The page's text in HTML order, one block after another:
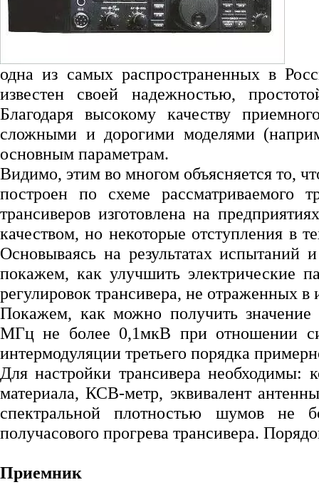
одна из самых распространенных в
известен своей надежностью,
Благодаря высокому качеству
сложными и дорогими моделями
основным параметрам.
Видимо, этим во многом объясняется то,
построен по схеме рассматриваемого
трансиверов изготовлена на
качеством, но некоторые отступления в
Основываясь на результатах
покажем, как улучшить электрические
регулировок трансивера, не отраженных в
Покажем, как можно получить значение
МГц не более 0,1мкВ при отношении
интермодуляции третьего порядка
Для настройки трансивера необходимы:
материала, КСВ-метр, эквивалент
спектральной плотностью шумов
получасового прогрева трансивера.
Приемник